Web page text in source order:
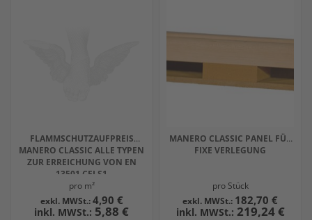
FLAMMSCHUTZAUFPREIS
MANERO CLASSIC ALLE TYPEN
ZUR ERREICHUNG VON EN
13501 CFLS1
pro m²
5,88 €
4,90 €
MANERO CLASSIC PANEL FÜR
FIXE VERLEGUNG
pro Stück
219,24 €
182,70 €